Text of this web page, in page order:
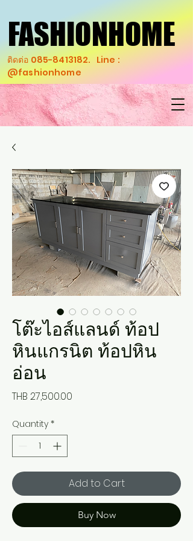
FASHIONHOME
FASHIONHOME
ติดต่อ 085-8413182. Line :
@fashionhome
โต๊ะไอส์แลนด์ ท้อป
หินแกรนิต ท้อปหิน
อ่อน
THB 27,500.00
Quantity *
Add to Cart
Buy Now